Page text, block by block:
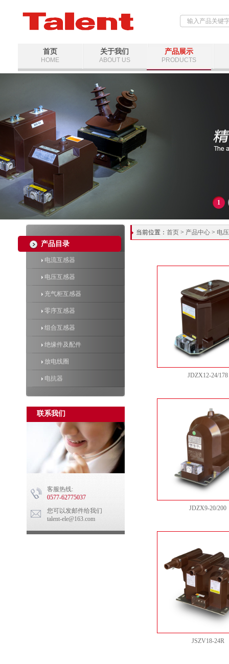
首页
HOME
关于我们
ABOUT US
产品展示
PRODUCTS
1
产品目录
电流互感器
电压互感器
充气柜互感器
零序互感器
组合互感器
绝缘件及配件
放电线圈
电抗器
联系我们
客服热线:
0577-62775037
您可以发邮件给我们
talent-ele@163.com
当前位置： 首页 > 产品中心 > 电
JDZX12-24/178
JDZX9-20/200
JSZV18-24R